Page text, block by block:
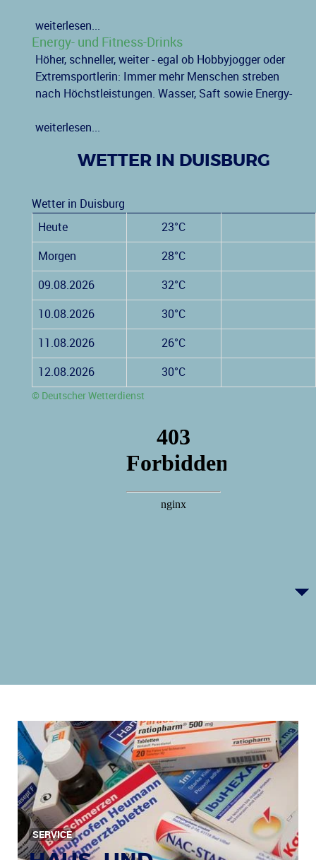
weiterlesen...
Energy- und Fitness-Drinks
Höher, schneller, weiter - egal ob Hobbyjogger oder
Extremsportlerin: Immer mehr Menschen streben
nach Höchstleistungen. Wasser, Saft sowie Energy-
weiterlesen...
WETTER IN DUISBURG
Wetter in Duisburg
Heute
23°C
Morgen 28°C
09.08.2026 32°C
10.08.2026 30°C
11.08.2026 26°C
12.08.2026 30°C
© Deutscher Wetterdienst
SERVICE